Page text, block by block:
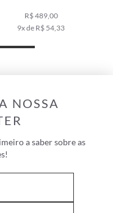
R$ 489,00
9x de R$ 54,33
NOSSA
a saber sobre as